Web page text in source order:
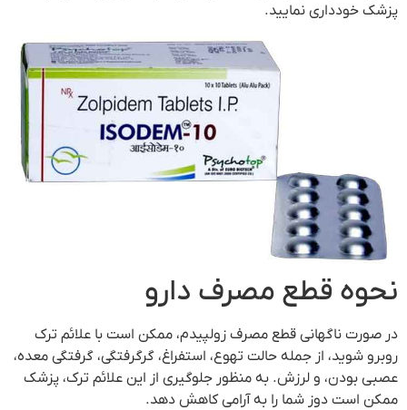
پزشک خودداری نمایید.
نحوه قطع مصرف دارو
در صورت ناگهانی قطع مصرف زولپیدم، ممکن است با علائم ترک
روبرو شوید، از جمله حالت تهوع، استفراغ، گرگرفتگی، گرفتگی معده،
عصبی بودن، و لرزش. به منظور جلوگیری از این علائم ترک، پزشک
ممکن است دوز شما را به آرامی کاهش دهد.